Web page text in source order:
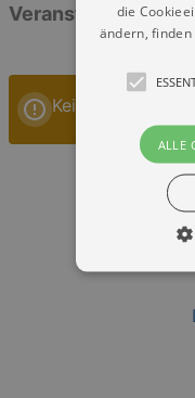
Veranstaltungen:
Keine
die
ändern, finden
ALLE
Essentielle
gebraucht.